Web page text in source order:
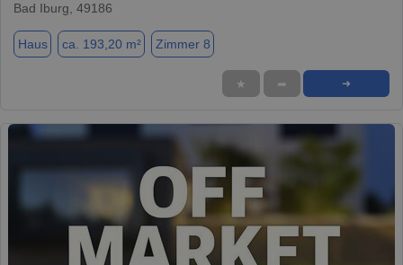
Bad Iburg, 49186
Haus ca. 193,20 m² Zimmer 8
★ ➦ ➜